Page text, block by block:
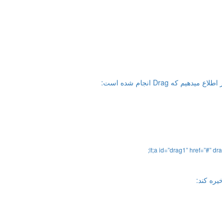
lt;a id=”drag1”href=”#”